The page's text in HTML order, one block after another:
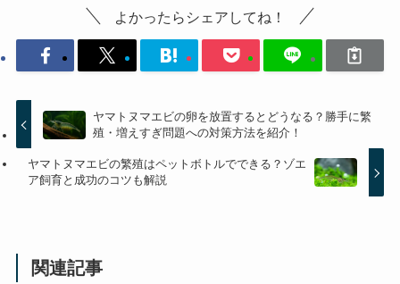
よかったらシェアしてね！
ヤマトヌマエビの卵を放置するとどうなる？勝手に繁
殖・増えすぎ問題への対策方法を紹介！
ヤマトヌマエビの繁殖はペットボトルでできる？ゾエ
ア飼育と成功のコツも解説
関連記事